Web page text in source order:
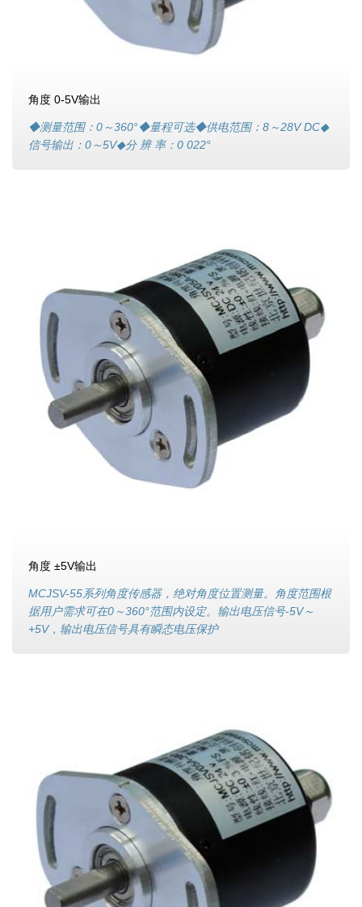
角度 0-5V输出
◆测量范围：0～360°◆量程可选◆供电范围：8～28V DC◆
信号输出：0～5V◆分 辨 率：0 022°
角度 ±5V输出
MCJSV-55系列角度传感器，绝对角度位置测量。角度范围根
据用户需求可在0～360°范围内设定。输出电压信号-5V～
+5V，输出电压信号具有瞬态电压保护